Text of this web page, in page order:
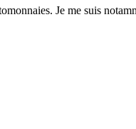
Je me suis